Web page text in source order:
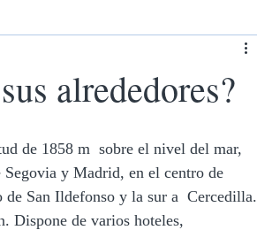
alrededores?
de 1858 m  sobre el nivel del mar,
Segovia y Madrid, en el centro de
San Ildefonso y la sur a  Cercedilla.
Dispone de varios hoteles,